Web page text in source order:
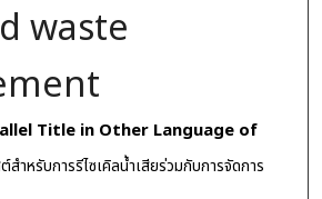
waste
Title in Other Language of
สำหรับการรีไซเคิลน้ำเสียร่วมกับการจัดการ